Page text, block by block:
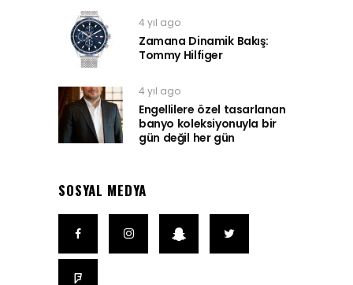
4 yıl ago
Zamana Dinamik Bakış:
Tommy Hilfiger
4 yıl ago
Engellilere özel tasarlanan
banyo koleksiyonuyla bir
gün değil her gün
SOSYAL MEDYA